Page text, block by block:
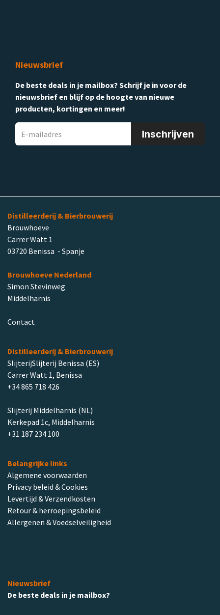
Nieuwsbrief
De beste deals in je mailbox? Schrijf je in voor de
nieuwsbrief en blijf op de hoogte van nieuwe
producten, kortingen en meer!
Inschrijven
Distilleerderij & Bierbrouwerij
Brouwhoeve
Carrer Watt 1
03720 Benissa - Spanje
Brouwhoeve Nederland
Simon Stevinweg
Middelharnis
Contact
Distilleerderij & Bierbrouwerij
SlijterijSlijterij Benissa (ES)
Carrer Watt 1, Benissa
+34 865 718 426
Slijterij Middelharnis (NL)
Kerkepad 1c, Middelharnis
+31 187 234 100
Belangrijke links
Algemene voorwaarden
Privacy beleid & Cookies
Levertijd & Verzendkosten
Retour & herroepingsbeleid
Allergenen & Voedselveiligheid
Nieuwsbrief
De beste deals in je mailbox?